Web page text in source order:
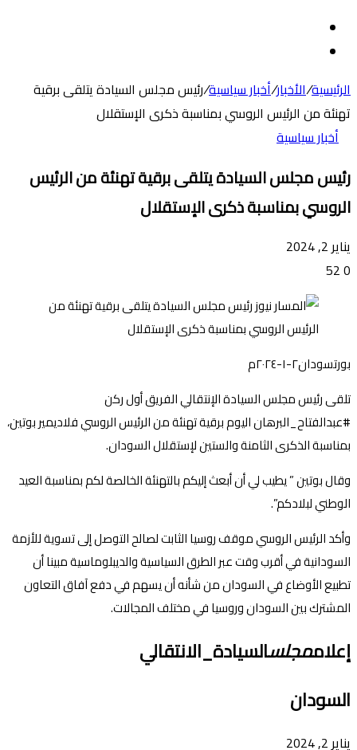
الرئيسية/الأخبار/أخبار سياسية/رئيس مجلس السيادة يتلقى برقية
تهنئة من الرئيس الروسي بمناسبة ذكرى الإستقلال
أخبار سياسية
رئيس مجلس السيادة يتلقى برقية تهنئة من الرئيس
الروسي بمناسبة ذكرى الإستقلال
يناير 2, 2024
0
بورتسودان٢-١-٢٠٢٤م
تلقى رئيس مجلس السيادة الإنتقالي الفريق أول ركن
#عبدالفتاح_البرهان اليوم برقية تهنئة من الرئيس الروسي فلاديمير بوتين،
بمناسبة الذكرى الثامنة والستين لإستقلال السودان.
وقال بوتين ” يطيب لي أن أبعث إليكم بالتهنئة الخالصة لكم بمناسبة العيد
الوطني لبلادكم”.
وأكد الرئيس الروسي موقف روسيا الثابت لصالح التوصل إلى تسوية للأزمة
السودانية في أقرب وقت عبر الطرق السياسية والديبلوماسية مبينا أن
تطبيع الأوضاع في السودان من شأنه أن يسهم في دفع آفاق التعاون
المشترك بين السودان وروسيا في مختلف المجالات.
إعلاممجلسالسيادة_الانتقالي
السودان
يناير 2, 2024